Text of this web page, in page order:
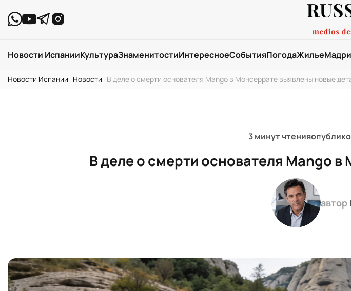
Новости ИспанииКультураЗнаменитостиИнтересноеСобытияПогодаЖилье
Новости Испании Новости В деле о смерти основателя Mango в Монсеррате выявлены новые
3 минут чтения
В деле о смерти основателя Mango
автор